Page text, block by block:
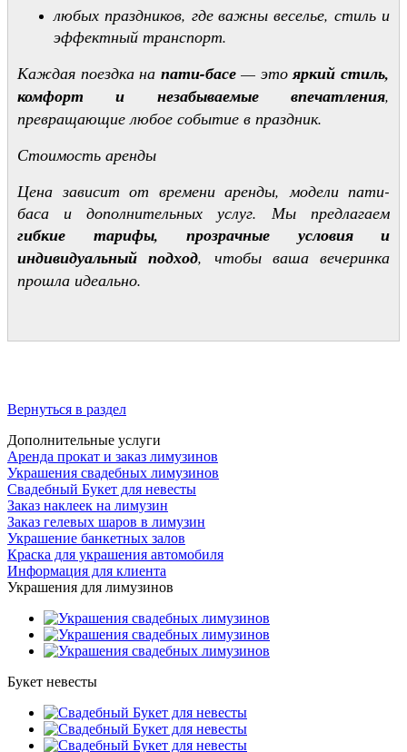
любых праздников, где важны веселье, стиль и
эффектный транспорт.
Каждая поездка на пати-басе— этояркий стиль,
комфорт и незабываемые впечатления,
превращающие любое событие в праздник.
Стоимость аренды
Цена зависит от времени аренды, модели пати-
баса и дополнительных услуг. Мы предлагаем
гибкие тарифы, прозрачные условия и
индивидуальный подход, чтобы ваша вечеринка
прошла идеально.
Вернуться в раздел
Дополнительные услуги
Аренда прокат и заказ лимузинов
Украшения свадебных лимузинов
Свадебный Букет для невесты
Заказ наклеек на лимузин
Заказ гелевых шаров в лимузин
Украшение банкетных залов
Краска для украшения автомобиля
Информация для клиента
Украшения для лимузинов
Букет невесты